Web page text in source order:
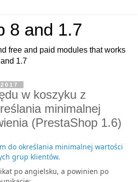
8 and 1.7
free and paid modules that works
1.7
w koszyku z
minimalnej
(PrestaShop 1.6)
do określania minimalnej wartości
grup klientów.
po angielsku, a powinien po